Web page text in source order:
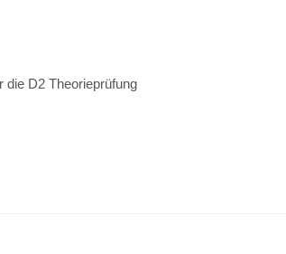
die D2 Theorieprüfung